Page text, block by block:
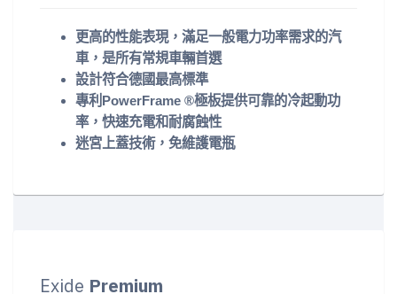
更高的性能表現，滿足一般電力功率需求的汽
車，是所有常規車輛首選
設計符合德國最高標準
專利PowerFrame ®極板提供可靠的冷起動功
率，快速充電和耐腐蝕性
迷宮上蓋技術，免維護電瓶
Exide Premium